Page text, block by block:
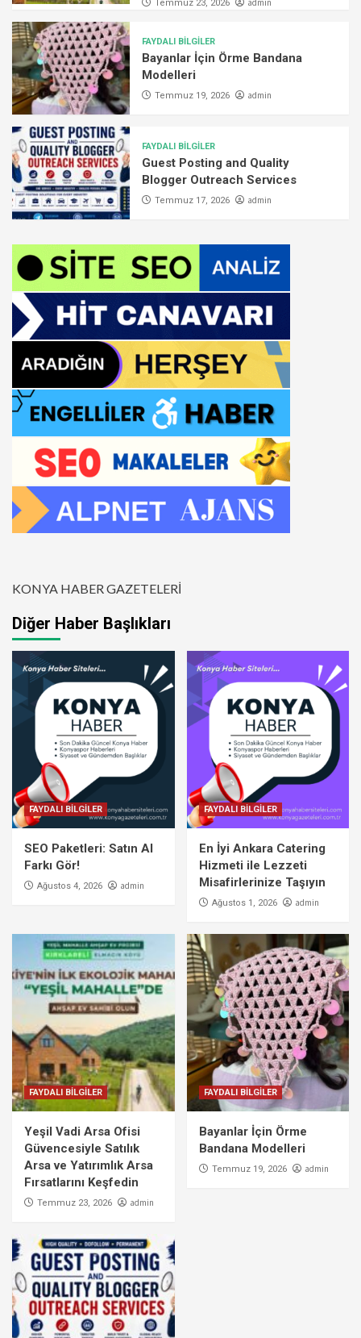
Temmuz 23, 2026
FAYDALI BİLGİLER
Bayanlar İçin Örme Bandana
Modelleri
Temmuz 19, 2026 admin
FAYDALI BİLGİLER
Guest Posting and Quality
Blogger Outreach Services
Temmuz 17, 2026 admin
KONYA HABER GAZETELERİ
Diğer Haber Başlıkları
FAYDALI BİLGİLER
SEO Paketleri: Satın Al
Farkı Gör!
Ağustos 4, 2026 admin
FAYDALI BİLGİLER
En İyi Ankara Catering
Hizmeti ile Lezzeti
Misafirlerinize Taşıyın
Ağustos 1, 2026 admin
FAYDALI BİLGİLER
Yeşil Vadi Arsa Ofisi
Güvencesiyle Satılık
Arsa ve Yatırımlık Arsa
Fırsatlarını Keşfedin
Temmuz 23, 2026 admin
FAYDALI BİLGİLER
Bayanlar İçin Örme
Bandana Modelleri
Temmuz 19, 2026 admin